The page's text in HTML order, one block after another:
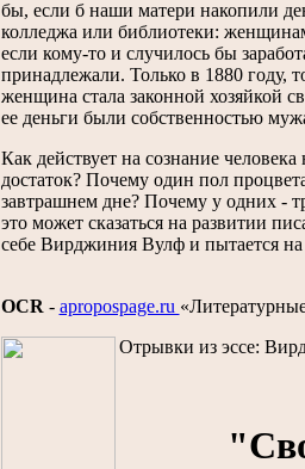
бы, если б наши матери накопили
колледжа или библиотеки:
если кому-то и случилось бы
принадлежали. Только в 1880 году,
женщина стала законной хозяйкой
ее деньги были собственностью
Как действует на сознание
достаток? Почему один пол
завтрашнем дне? Почему у одних -
это может сказаться на развитии
себе Вирджиния Вулф и пытается на
OCR - apropospage.ru
Отрывки из эссе: